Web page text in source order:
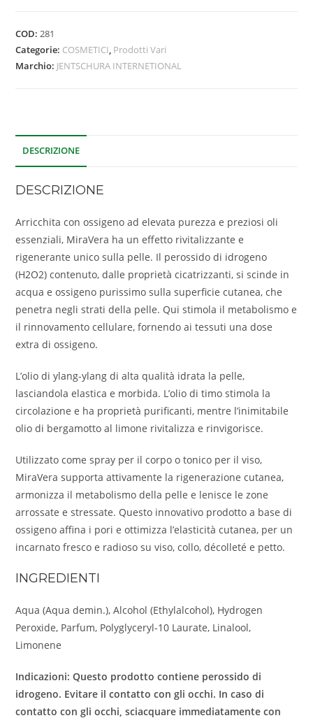
COD:281
Categorie: COSMETICI, Prodotti Vari
Marchio: JENTSCHURA INTERNETIONAL
DESCRIZIONE
DESCRIZIONE
Arricchita con ossigeno ad elevata purezza e preziosi oli
essenziali, MiraVera ha un effetto rivitalizzante e
rigenerante unico sulla pelle. Il perossido di idrogeno
(H2O2) contenuto, dalle proprietà cicatrizzanti, si scinde in
acqua e ossigeno purissimo sulla superficie cutanea, che
penetra negli strati della pelle. Qui stimola il metabolismo e
il rinnovamento cellulare, fornendo ai tessuti una dose
extra di ossigeno.
L’olio di ylang-ylang di alta qualità idrata la pelle,
lasciandola elastica e morbida. L’olio di timo stimola la
circolazione e ha proprietà purificanti, mentre l’inimitabile
olio di bergamotto al limone rivitalizza e rinvigorisce.
Utilizzato come spray per il corpo o tonico per il viso,
MiraVera supporta attivamente la rigenerazione cutanea,
armonizza il metabolismo della pelle e lenisce le zone
arrossate e stressate. Questo innovativo prodotto a base di
ossigeno affina i pori e ottimizza l’elasticità cutanea, per un
incarnato fresco e radioso su viso, collo, décolleté e petto.
INGREDIENTI
Aqua (Aqua demin.), Alcohol (Ethylalcohol), Hydrogen
Peroxide, Parfum, Polyglyceryl-10 Laurate, Linalool,
Limonene
Indicazioni: Questo prodotto contiene perossido di
idrogeno. Evitare il contatto con gli occhi. In caso di
contatto con gli occhi, sciacquare immediatamente con